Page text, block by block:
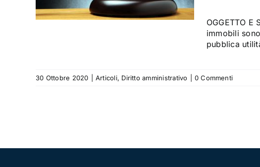
OGGETTO E
immobili
pubblica
30 Ottobre 2020 Articoli, Diritto amministrativo 0 Commenti